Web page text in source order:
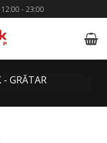
- 23:00
GRĂTAR